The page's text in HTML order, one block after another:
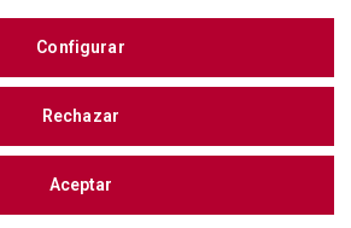
PROPIEDAD
REALTY - BARNES INTERNATIONAL
Configurar
Rechazar
Aceptar